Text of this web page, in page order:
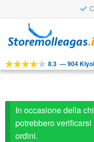
alla
al
STRUMENTI
APPLICAZIONI
SERVIZIO CLIENTI
8.3 —904
In occasione della
potrebbero
ordini.